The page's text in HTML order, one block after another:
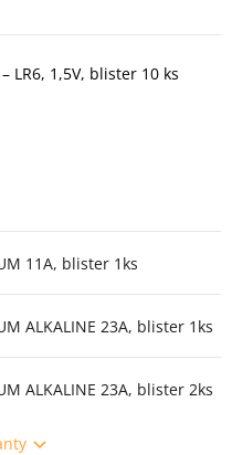
LR6, 1,5V, blister 10 ks
11A, blister 1ks
ALKALINE 23A, blister 1ks
ALKALINE 23A, blister 2ks